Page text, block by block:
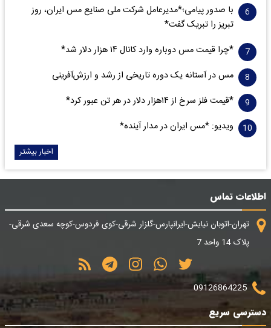
با صدور پیامی؛*مدیرعامل شرکت ملی صنایع مس ایران، روز
تبریز را تبریک گفت*
*چرا قیمت مس دوباره وارد کانال ۱۴ هزار دلار شد*
مس در آستانه یک دوره تاریخی از رشد و ارزش‌آفرینی
*قیمت فلز سرخ از ۱۴هزار دلار در هر تن عبور کرد*
ویدیو: *مس ایران در مدار آینده*
اخبار بیشتر
اطلاعات تماس
تهران-اتوبان نیایش-ایرانپارس-گلزار شرقی-کوی فردوس-کوچه سعدی شرقی-
پلاک 14 واحد 7
09126864225
دسترسی سریع